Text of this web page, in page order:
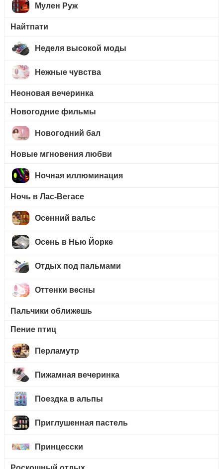
Мулен Руж
Найтпати
Неделя высокой моды
Нежные чувства
Неоновая вечеринка
Новогодние фильмы
Новогодний бал
Новые мгновения любви
Ночная иллюминация
Ночь в Лас-Вегасе
Осенний вальс
Осень в Нью Йорке
Отдых под пальмами
Оттенки весны
Пальчики оближешь
Пение птиц
Перламутр
Пижамная вечеринка
Поездка в альпы
Приглушенная пастель
Принцесски